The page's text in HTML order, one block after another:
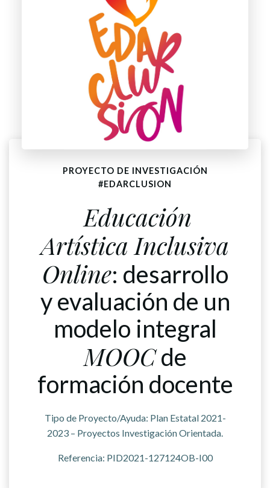
PROYECTO DE INVESTIGACIÓN
#EDARCLUSION
Educación
Artística Inclusiva
Online: desarrollo
y evaluación de un
modelo integral
MOOCde
formación docente
Tipo de Proyecto/Ayuda: Plan Estatal 2021-
2023 – Proyectos Investigación Orientada.
Referencia: PID2021-127124OB-I00